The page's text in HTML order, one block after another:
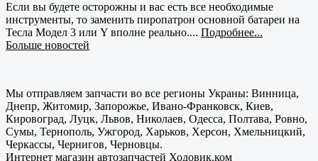
Если вы будете осторожны и вас есть все необходимые
инструменты, то заменить пиропатрон основной батареи на
Тесла Модел 3 или Y вполне реально.... Подробнее...
Больше новостей
Мы отправляем запчасти во все регионы Украны: Винница,
Днепр, Житомир, Запорожье, Ивано-Франковск, Киев,
Кировоград, Луцк, Львов, Николаев, Одесса, Полтава, Ровно,
Сумы, Тернополь, Ужгород, Харьков, Херсон, Хмельницкий,
Черкассы, Чернигов, Черновцы.
Интернет магазин автозапчастей Ходовик.ком